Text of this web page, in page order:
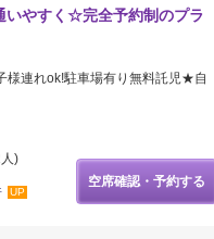
いやすく☆完全予約制のプラ
様連れok!駐車場有り無料託児★自
)
UP
空席確認・予約する